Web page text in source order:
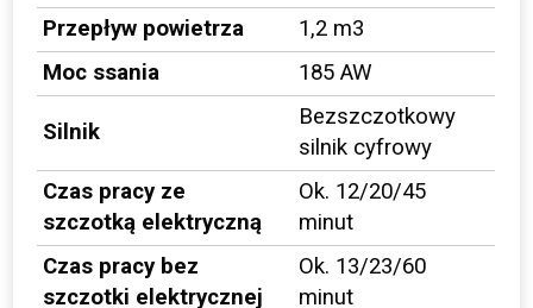
Przepływ powietrza
1,2 m3
Moc ssania
185 AW
Silnik
Bezszczotkowy
silnik cyfrowy
Czas pracy ze
szczotką elektryczną
Ok. 12/20/45
minut
Czas pracy bez
szczotki elektrycznej
Ok. 13/23/60
minut